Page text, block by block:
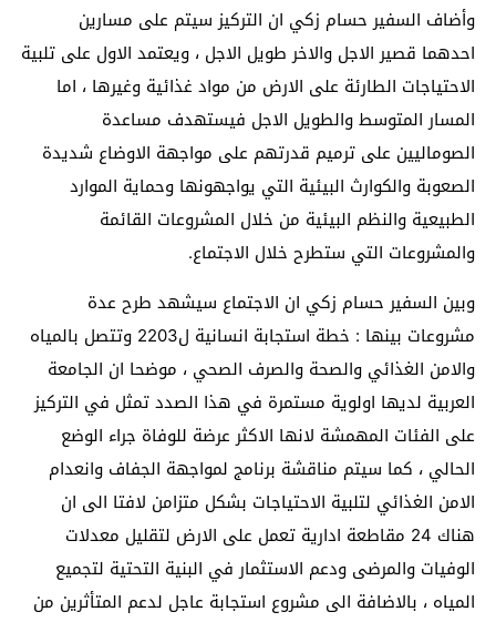
وأضاف السفير حسام زكي ان التركيز سيتم على مسارين
احدهما قصير الاجل والاخر طويل الاجل ، ويعتمد الاول على تلبية
الاحتياجات الطارئة على الارض من مواد غذائية وغيرها ، اما
المسار المتوسط والطويل الاجل فيستهدف مساعدة
الصوماليين على ترميم قدرتهم على مواجهة الاوضاع شديدة
الصعوبة والكوارث البيئية التي يواجهونها وحماية الموارد
الطبيعية والنظم البيئية من خلال المشروعات القائمة
والمشروعات التي ستطرح خلال الاجتماع.
وبين السفير حسام زكي ان الاجتماع سيشهد طرح عدة
مشروعات بينها : خطة استجابة انسانية ل2203 وتتصل بالمياه
والامن الغذائي والصحة والصرف الصحي ، موضحا ان الجامعة
العربية لديها اولوية مستمرة في هذا الصدد تمثل في التركيز
على الفئات المهمشة لانها الاكثر عرضة للوفاة جراء الوضع
الحالي ، كما سيتم مناقشة برنامج لمواجهة الجفاف وانعدام
الامن الغذائي لتلبية الاحتياجات بشكل متزامن لافتا الى ان
هناك 24 مقاطعة ادارية تعمل على الارض لتقليل معدلات
الوفيات والمرضى ودعم الاستثمار في البنية التحتية لتجميع
المياه ، بالاضافة الى مشروع استجابة عاجل لدعم المتأثرين من